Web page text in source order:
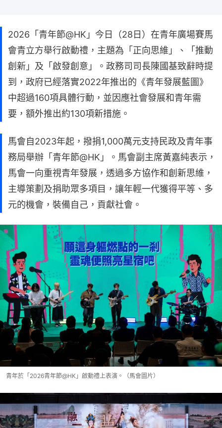
2026「青年節@HK」今日（28日）在青年廣場賽馬
會青立方舉行啟動禮，主題為「正向思維」、「推動
創新」及「啟發創意」。政務司司長陳國基致辭時提
到，政府已經落實2022年推出的《青年發展藍圖》
中超過160項具體行動，並因應社會發展和青年需
要，額外推出約130項新措施。
馬會自2023年起，撥捐1,000萬元支持民政及青年事
務局舉辦「青年節@HK」。馬會副主席黃嘉純表示，
馬會一向重視青年發展，透過多方協作和創新思維，
主導策劃及捐助眾多項目，讓年輕一代獲得平等、多
元的機會，裝備自己，貢獻社會。
青年於「2026青年節@HK」啟動禮上表演。（馬會圖片）